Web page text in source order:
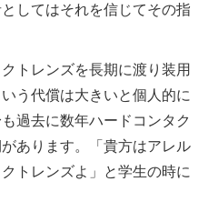
してはそれを信じてその指
トレンズを長期に渡り装用
う代償は大きいと個人的に
過去に数年ハードコンタク
あります。「貴方はアレル
トレンズよ」と学生の時に